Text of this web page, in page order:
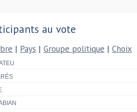
au vote
| Pays | Groupe politique | Choix